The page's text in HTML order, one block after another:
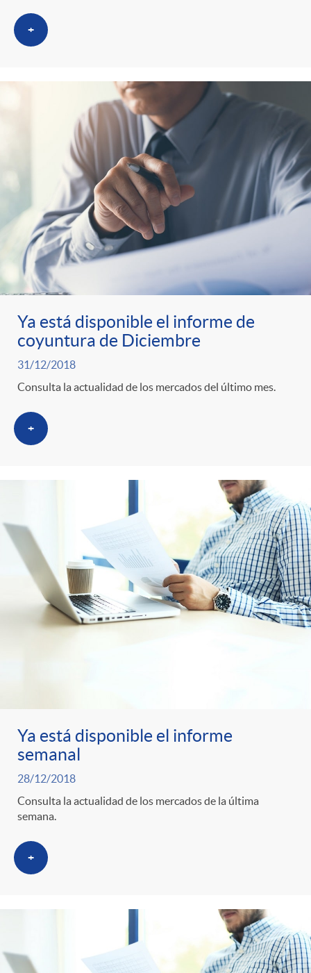
+
Ya está disponible el informe de
coyuntura de Diciembre
31/12/2018
Consulta la actualidad de los mercados del último mes.
+
Ya está disponible el informe
semanal
28/12/2018
Consulta la actualidad de los mercados de la última
semana.
+